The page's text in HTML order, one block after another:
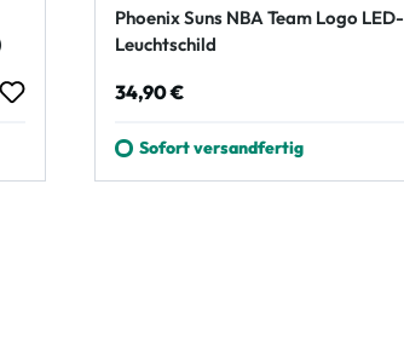
Phoenix Suns NBA Team Logo LED-
Leuchtschild
Regulärer Preis:
34,90 €
Sofort versandfertig